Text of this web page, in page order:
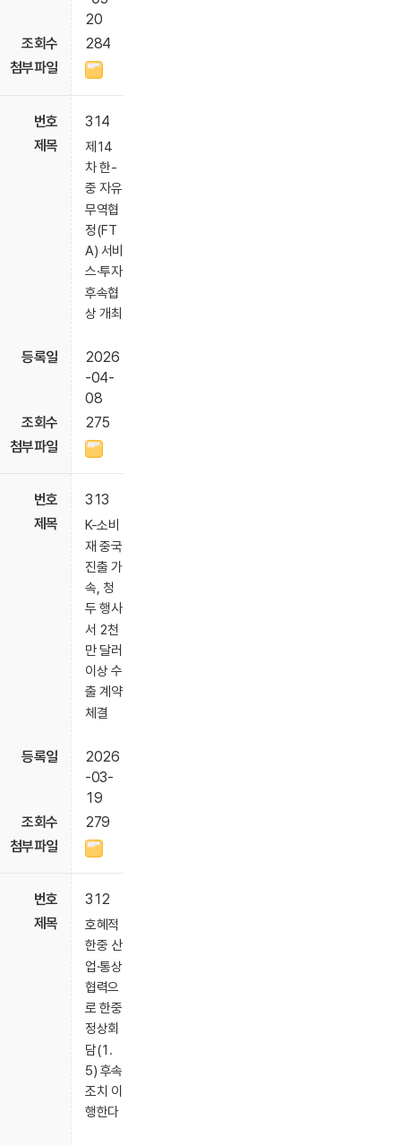
20
284
314
제14
차 한-
중 자유
무역협
정(FT
A) 서비
스·투자
후속협
상 개최
2026
-04-
08
275
313
K-소비
재 중국
진출 가
속, 청
두 행사
서 2천
만 달러
이상 수
출 계약
체결
2026
-03-
19
279
312
호혜적
한중 산
업·통상
협력으
로 한중
정상회
담(1.
5) 후속
조치 이
행한다